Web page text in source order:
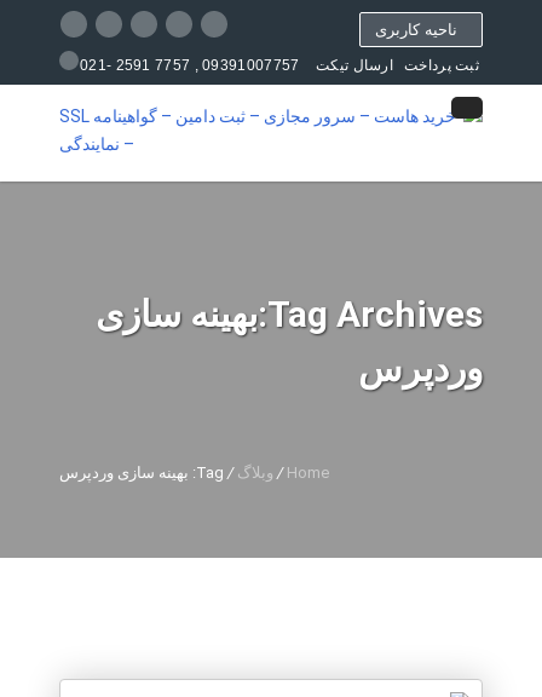
ناحیه کاربری
09391007757 , 7757 2591 -021 ثبت پرداخت
ارسال تیکت
مرکز آموزش
Tag Archives:بهینه سازی
وردپرس
Home
/ وبلاگ / Tag: بهینه سازی وردپرس